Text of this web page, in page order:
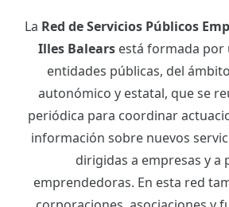
La Red de Servicios Públicos
Illes Balearsestá formada por
entidades públicas, del
autonómico y estatal, que se
periódica para coordinar
información sobre nuevos
dirigidas a empresas y a
emprendedoras. En esta red